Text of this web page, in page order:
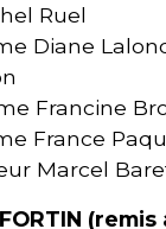
Ruel
Diane
Francine
France
Marcel
(remis